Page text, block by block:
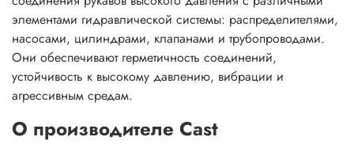
элементами гидравлической системы: распределителями,
насосами, цилиндрами, клапанами и трубопроводами.
Они обеспечивают герметичность соединений,
устойчивость к высокому давлению, вибрации и
агрессивным средам.
О производителе Cast